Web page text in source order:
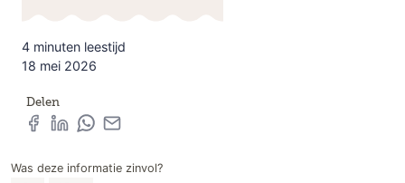
4 minuten leestijd
18 mei 2026
Delen
Was deze informatie zinvol?